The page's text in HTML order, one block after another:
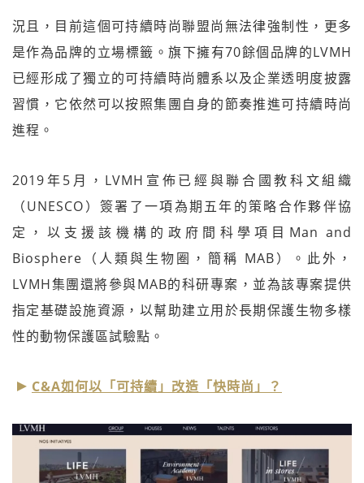
況且，目前這個可持續時尚聯盟尚無法律強制性，更多
是作為品牌的立場標籤。旗下擁有70餘個品牌的LVMH
已經形成了獨立的可持續時尚體系以及企業透明度披露
習慣，它依然可以按照集團自身的節奏推進可持續時尚
進程。
2019年5月，LVMH宣佈已經與聯合國教科文組織
（UNESCO）簽署了一項為期五年的策略合作夥伴協
定，以支援該機構的政府間科學項目Man and
Biosphere（人類與生物圈，簡稱 MAB）。此外，
LVMH集團還將參與MAB的科研專案，並為該專案提供
指定基礎設施資源，以幫助建立用於長期保護生物多樣
性的動物保護區試驗點。
C&A如何以「可持續」改造「快時尚」？